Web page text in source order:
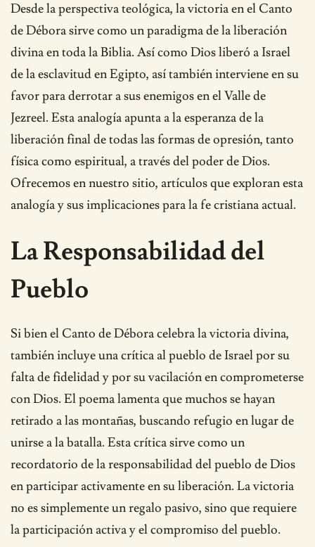
Desde la perspectiva teológica, la victoria en el Canto
de Débora sirve como un paradigma de la liberación
divina en toda la Biblia. Así como Dios liberó a Israel
de la esclavitud en Egipto, así también interviene en su
favor para derrotar a sus enemigos en el Valle de
Jezreel. Esta analogía apunta a la esperanza de la
liberación final de todas las formas de opresión, tanto
física como espiritual, a través del poder de Dios.
Ofrecemos en nuestro sitio, artículos que exploran esta
analogía y sus implicaciones para la fe cristiana actual.
La Responsabilidad del
Pueblo
Si bien el Canto de Débora celebra la victoria divina,
también incluye una crítica al pueblo de Israel por su
falta de fidelidad y por su vacilación en comprometerse
con Dios. El poema lamenta que muchos se hayan
retirado a las montañas, buscando refugio en lugar de
unirse a la batalla. Esta crítica sirve como un
recordatorio de la responsabilidad del pueblo de Dios
en participar activamente en su liberación. La victoria
no es simplemente un regalo pasivo, sino que requiere
la participación activa y el compromiso del pueblo.